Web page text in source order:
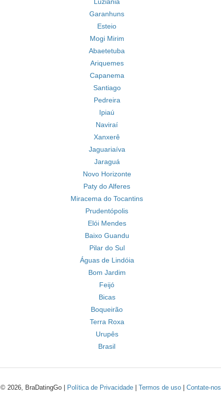
Garanhuns
Esteio
Mogi Mirim
Abaetetuba
Ariquemes
Capanema
Santiago
Pedreira
Ipiaú
Naviraí
Xanxerê
Jaguariaíva
Jaraguá
Novo Horizonte
Paty do Alferes
Miracema do Tocantins
Prudentópolis
Elói Mendes
Baixo Guandu
Pilar do Sul
Águas de Lindóia
Bom Jardim
Feijó
Bicas
Boqueirão
Terra Roxa
Urupês
Brasil
© 2026, BraDatingGo | Política de Privacidade| Termos de uso| Contate-nos